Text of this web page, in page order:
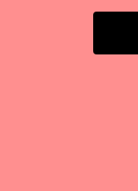
Light and Darkness